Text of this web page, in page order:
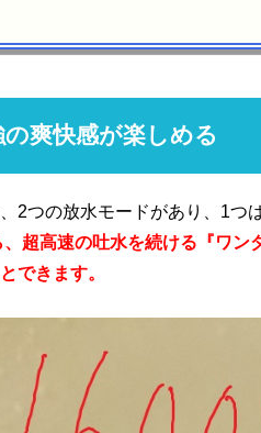
爽快感が楽しめる
2つの放水モードがあり、1つ
超高速の吐水を続ける『ワ
できます。